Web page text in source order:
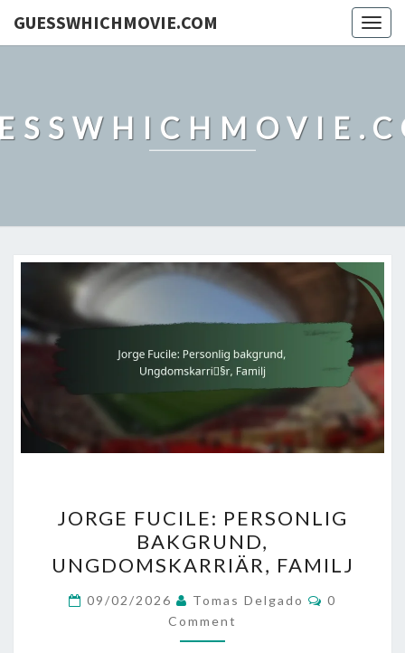
GUESSWHICHMOVIE.COM
FUCILE:
PERSONLIG
BAKGRUND,
UNGDOMSKARRIÄR,
FAMILJ
JORGE FUCILE: PERSONLIG
BAKGRUND,
UNGDOMSKARRIÄR, FAMILJ
09/02/2026 Tomas Delgado Comments
0
Comment